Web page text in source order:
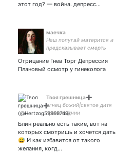
этот год? — война. депресс…
маечка
Наш попугай матерится и
предсказывает смерть
Отрицание Гнев Торг Депрессия
Плановый осмотр у гинеколога
Твоя грешница➕
агнец божий|святое дитя
преисподнии
Блин реально есть такие, вот на
которых смотришь и хочется дать
😅 И как избавится от такого
желания, когд…